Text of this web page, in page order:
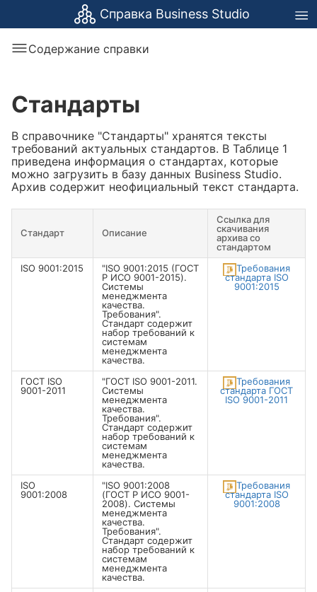
Справка Business Studio
Содержание справки
Стандарты
В справочнике "Стандарты" хранятся тексты
требований актуальных стандартов. В Таблице 1
приведена информация о стандартах, которые
можно загрузить в базу данных Business Studio.
Архив содержит неофициальный текст стандарта.
Стандарт Описание
Ссылка для
скачивания
архива со
стандартом
ISO 9001:2015
"ISO 9001:2015 (ГОСТ
Р ИСО 9001-2015).
Системы
менеджмента
качества.
Требования".
Стандарт содержит
набор требований к
системам
менеджмента
качества.
Требования
стандарта ISO
9001:2015
ГОСТ ISO
9001-2011
"ГОСТ ISO 9001-2011.
Системы
менеджмента
качества.
Требования".
Стандарт содержит
набор требований к
системам
менеджмента
качества.
Требования
стандарта ГОСТ
ISO 9001-2011
ISO
9001:2008
"ISO 9001:2008
(ГОСТ Р ИСО 9001-
2008). Системы
менеджмента
качества.
Требования".
Стандарт содержит
набор требований к
системам
менеджмента
качества.
Требования
стандарта ISO
9001:2008